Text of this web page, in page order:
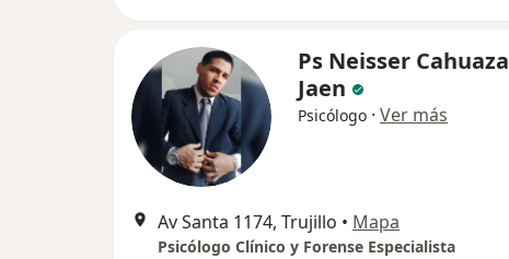
Ps Neisser Cahuaza
Jaen
Psicólogo · Ver más
Av Santa 1174, Trujillo • Mapa
Psicólogo Clínico y Forense Especialista